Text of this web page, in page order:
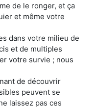
de le ronger, et ça
et même votre
dans votre milieu de
et de multiples
votre survie ; nous
de découvrir
peuvent se
laissez pas ces